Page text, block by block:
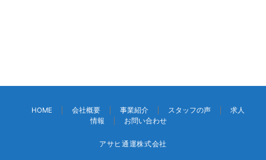
HOME 会社概要 事業紹介 スタッフの声
求人
情報
お問い合わせ
アサヒ通運株式会社